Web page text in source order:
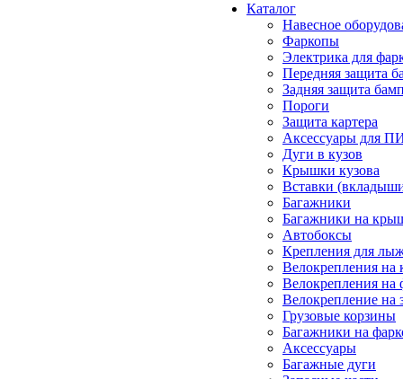
Каталог
Навесное
Фаркопы
Электрика для
Передняя защита
Задняя защита
Пороги
Защита картера
Аксессуары для
Дуги в кузов
Крышки кузова
Вставки
Багажники
Багажники на
Автобоксы
Крепления для
Велокрепления
Велокрепления на
Велокрепление на
Грузовые корзины
Багажники на
Аксессуары
Багажные дуги